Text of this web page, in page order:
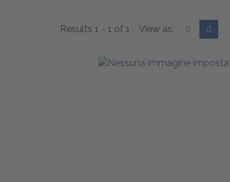
Results 1 - 1 of 1 View as: